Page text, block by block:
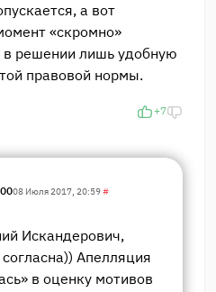
а вот
«скромно»
в решении лишь удобную
правовой нормы.
+7
08 Июля 2017, 20:59#
Искандерович,
Апелляция
в оценку мотивов